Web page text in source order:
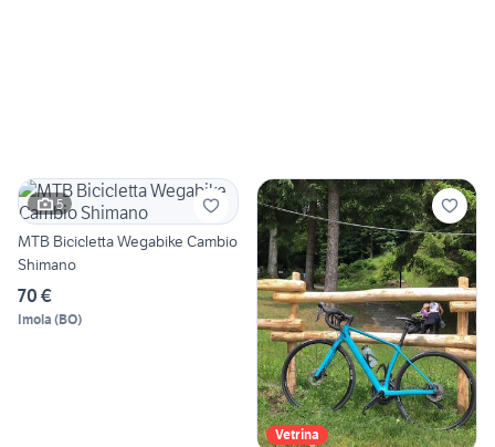
5
MTB Bicicletta Wegabike Cambio
Shimano
70 €
Imola (BO)
Vetrina